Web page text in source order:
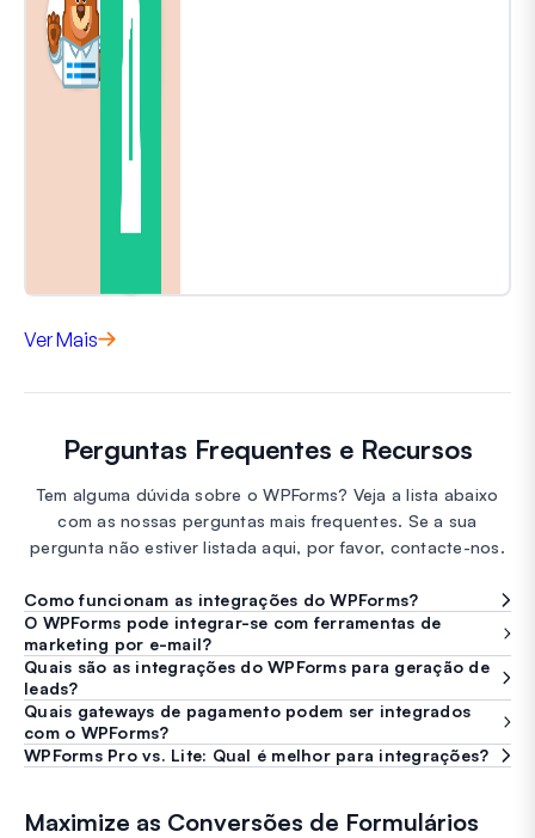
Ver Mais
Perguntas Frequentes e Recursos
Tem alguma dúvida sobre o WPForms? Veja a lista abaixo
com as nossas perguntas mais frequentes. Se a sua
pergunta não estiver listada aqui, por favor, contacte-nos.
Como funcionam as integrações do WPForms?
O WPForms pode integrar-se com ferramentas de
marketing por e-mail?
Quais são as integrações do WPForms para geração de
leads?
Quais gateways de pagamento podem ser integrados
com o WPForms?
WPForms Pro vs. Lite: Qual é melhor para integrações?
Maximize as Conversões de Formulários